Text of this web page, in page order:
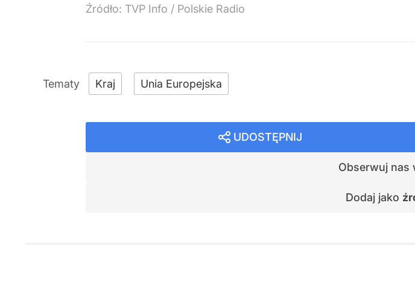
Źródło: TVP Info / Polskie Radio
Kraj Unia Europejska
UDOSTĘPNIJ
Obserwuj nas
Dodaj jako